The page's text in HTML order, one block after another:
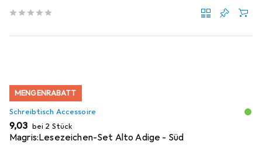
MENGENRABATT
Schreibtisch Accessoire
EUR
9,03 bei 2 Stück
Magris:Lesezeichen-Set Alto Adige - Süd